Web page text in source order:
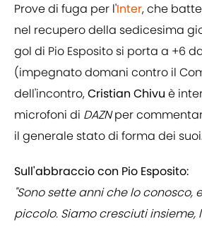
Prove di fuga per l'Inter, che
nel recupero della sedicesima
gol di Pio Esposito si porta a +6
(impegnato domani contro il
dell'incontro,Cristian Chivu è
microfoni di DAZNper
il generale stato di forma dei
Sull'abbraccio con Pio Esposito:
"Sono sette anni che lo conosco,
piccolo. Siamo cresciuti insieme,